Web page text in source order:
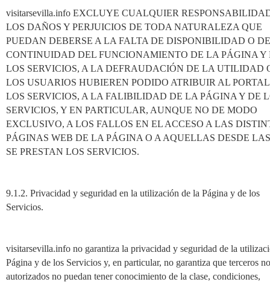
visitarsevilla.info EXCLUYE CUALQUIER
LOS DAÑOS Y PERJUICIOS DE TODA NATURALEZA QUE
PUEDAN DEBERSE A LA FALTA DE DISPONIBILIDAD O DE
CONTINUIDAD DEL FUNCIONAMIENTO DE LA PÁGINA Y
LOS SERVICIOS, A LA DEFRAUDACIÓN DE LA UTILIDAD
LOS USUARIOS HUBIEREN PODIDO ATRIBUIR AL
LOS SERVICIOS, A LA FALIBILIDAD DE LA PÁGINA Y DE
SERVICIOS, Y EN PARTICULAR, AUNQUE NO DE MODO
EXCLUSIVO, A LOS FALLOS EN EL ACCESO A LAS
PÁGINAS WEB DE LA PÁGINA O A AQUELLAS DESDE
SE PRESTAN LOS SERVICIOS.
9.1.2. Privacidad y seguridad en la utilización de la Página y de los
Servicios.
visitarsevilla.info no garantiza la privacidad y seguridad de la
Página y de los Servicios y, en particular, no garantiza que terceros no
autorizados no puedan tener conocimiento de la clase, condiciones,